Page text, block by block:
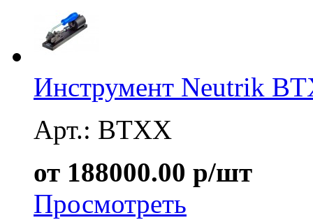
Инструмент Neutrik
Арт.: BTXX
от 188000.00 р/шт
Просмотреть